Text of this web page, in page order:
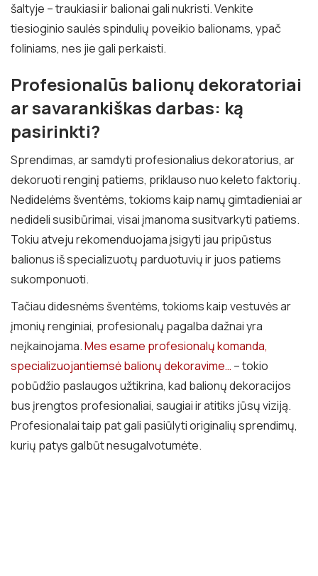
šaltyje – traukiasi ir balionai gali nukristi. Venkite
tiesioginio saulės spindulių poveikio balionams, ypač
foliniams, nes jie gali perkaisti.
Profesionalūs balionų dekoratoriai
ar savarankiškas darbas: ką
pasirinkti?
Sprendimas, ar samdyti profesionalius dekoratorius, ar
dekoruoti renginį patiems, priklauso nuo keleto faktorių.
Nedidelėms šventėms, tokioms kaip namų gimtadieniai ar
nedideli susibūrimai, visai įmanoma susitvarkyti patiems.
Tokiu atveju rekomenduojama įsigyti jau pripūstus
balionus iš specializuotų parduotuvių ir juos patiems
sukomponuoti.
Tačiau didesnėms šventėms, tokioms kaip vestuvės ar
įmonių renginiai, profesionalų pagalba dažnai yra
neįkainojama.Mes esame profesionalų komanda,
specializuojantiemsė balionų dekoravime… – tokio
pobūdžio paslaugos užtikrina, kad balionų dekoracijos
bus įrengtos profesionaliai, saugiai ir atitiks jūsų viziją.
Profesionalai taip pat gali pasiūlyti originalių sprendimų,
kurių patys galbūt nesugalvotumėte.